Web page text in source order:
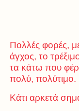
Πολλές φορές,
άγχος, το
τα κάτω που
πολύ, πολύτιμο.
Κάτι αρκετά